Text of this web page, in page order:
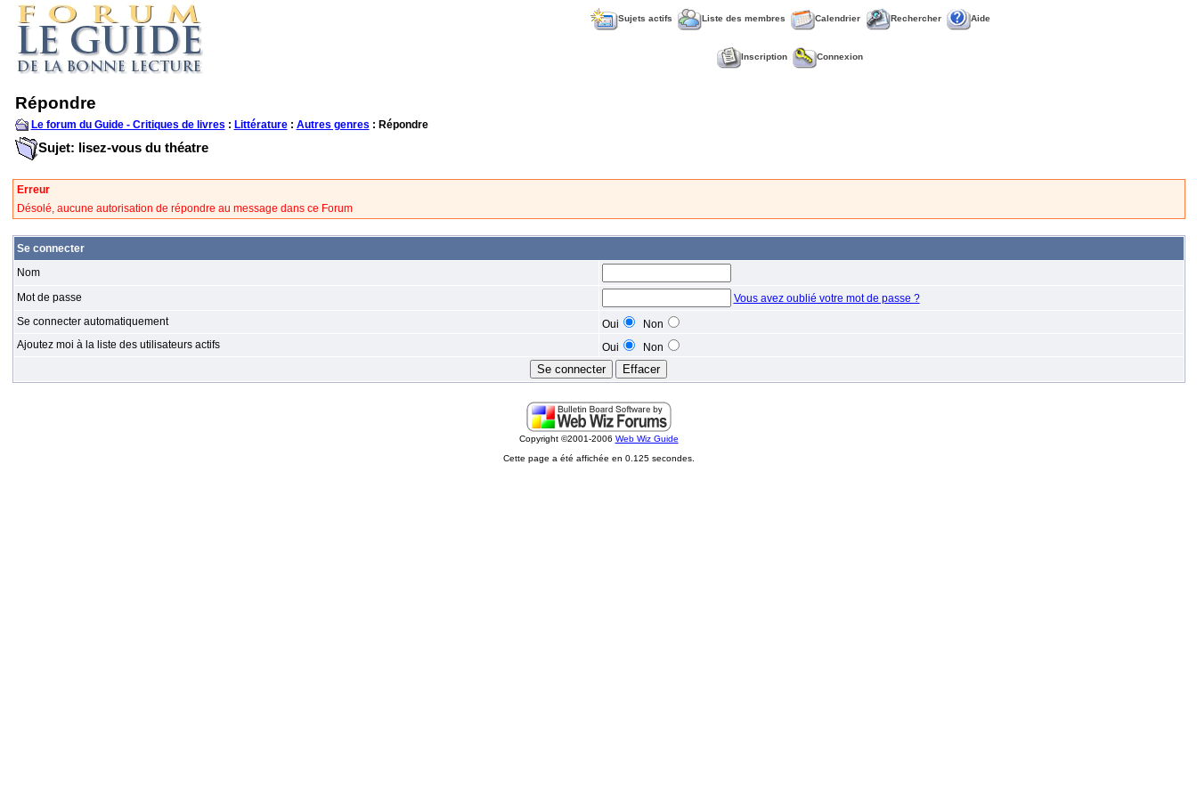
Sujets actifs Liste des membres Calendrier Rechercher Aide
Inscription Connexion
Répondre
Le forum du Guide - Critiques de livres : Littérature: Autres genres : Répondre
Sujet: lisez-vous du théatre
Erreur
Désolé, aucune autorisation de répondre au message dans ce Forum
Se connecter
Nom
Mot de passe
Vous avez oublié votre mot de passe ?
Se connecter automatiquement
Oui
Non
Ajoutez moi à la liste des utilisateurs actifs
Oui Non
Copyright ©2001-2006 Web Wiz Guide
Cette page a été affichée en 0.125 secondes.